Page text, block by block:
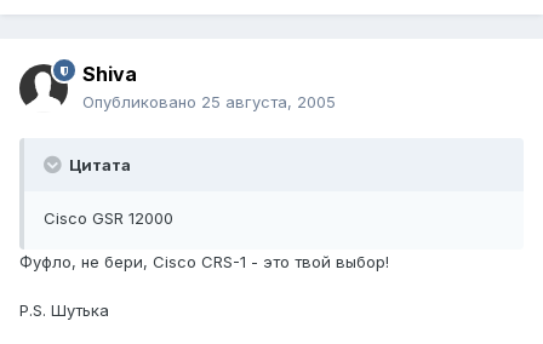
Shiva
Опубликовано 25 августа, 2005
Цитата
Cisco GSR 12000
Фуфло, не бери, Cisco CRS-1 - это твой выбор!
P.S. Шутька